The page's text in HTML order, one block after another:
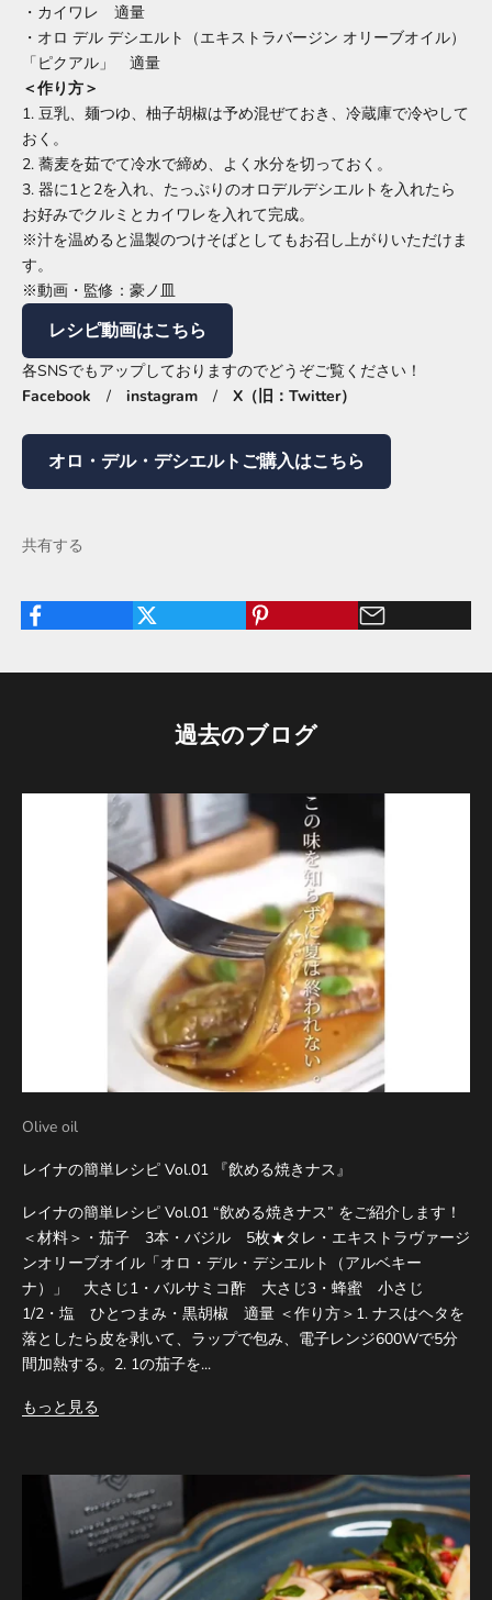
・カイワレ 適量
・オロ デル デシエルト（エキストラバージン オリーブオイル）
「ピクアル」 適量
＜作り方＞
1. 豆乳、麺つゆ、柚子胡椒は予め混ぜておき、冷蔵庫で冷やして
おく。
2. 蕎麦を茹でて冷水で締め、よく水分を切っておく。
3. 器に1と2を入れ、たっぷりのオロデルデシエルトを入れたら
お好みでクルミとカイワレを入れて完成。
※汁を温めると温製のつけそばとしてもお召し上がりいただけま
す。
※動画・監修：豪ノ皿
レシピ動画はこちら
各SNSでもアップしておりますのでどうぞご覧ください！
Facebook / instagram / X（旧：Twitter）
オロ・デル・デシエルトご購入はこちら
共有する
過去のブログ
Olive oil
レイナの簡単レシピ Vol.01 『飲める焼きナス』
レイナの簡単レシピ Vol.01 “飲める焼きナス” をご紹介します！
＜材料＞・茄子 3本・バジル 5枚★タレ・エキストラヴァージ
ンオリーブオイル「オロ・デル・デシエルト（アルベキー
ナ）」 大さじ1・バルサミコ酢 大さじ3・蜂蜜 小さじ
1/2・塩 ひとつまみ・黒胡椒 適量 ＜作り方＞1. ナスはヘタを
落としたら皮を剥いて、ラップで包み、電子レンジ600Wで5分
間加熱する。2. 1の茄子を...
もっと見る